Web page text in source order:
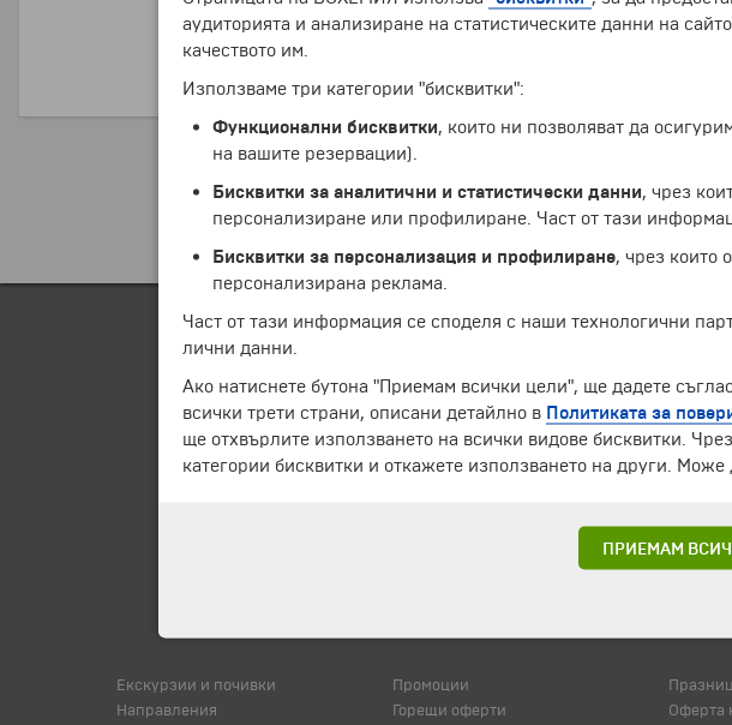
ЕГН:
ПРОДЪЛЖИ
Екскурзии и почивки
Направления
Промоции
Горещи оферти
Оферта
аудиторията и анализиране на статистическите данни на
качеството им.
Използваме три категории "бисквитки":
Функционални бисквитки, които ни позволяват да
на вашите резервации).
Бисквитки за аналитични и статистически данни, чрез
персонализиране или профилиране. Част от тази
Бисквитки за персонализация и профилиране, чрез които
персонализирана реклама.
Част от тази информация се споделя с наши технологични
лични данни.
Ако натиснете бутона "Приемам всички цели", ще дадете
всички трети страни, описани детайлно в Политиката за
ще отхвърлите използването на всички видове бисквитки.
категории бисквитки и откажете използването на други.
ПРИЕМАМ